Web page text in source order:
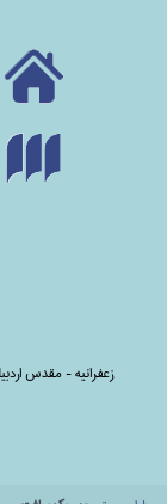
زعفرانیه - مقدس